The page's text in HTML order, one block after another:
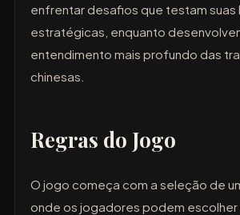
enfrentar desafios que testam suas
estratégicas, enquanto
entendimento mais profundo das
chinesas.
Regras do Jogo
O jogo começa com a seleção de
onde os jogadores podem escolher